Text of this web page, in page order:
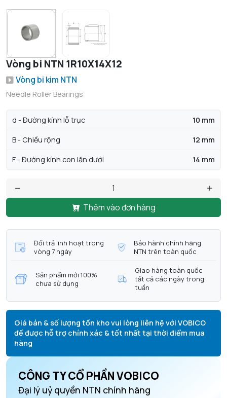
Vòng bi NTN 1R10X14X12
Vòng bi kim NTN
Needle Roller Bearings
d - Đường kính lỗ trục 10 mm
B - Chiều rộng 12 mm
F - Đường kính con lăn dưới 14 mm
Thêm vào đơn hàng
Đổi trả linh hoạt trong
vòng 7 ngày
Bảo hành chính hãng
NTN trên toàn quốc
Sản phẩm mới 100%
chưa sử dụng
Giao hàng toàn quốc
tất cả các ngày trong
tuần
Giá bán & số lượng tồn kho vui lòng liên hệ với VOBICO
để được hỗ trợ chính xác & tốt nhất tại thời điểm mua
hàng
CÔNG TY CỔ PHẦN VOBICO
Đại lý uỷ quyền NTN chính hãng